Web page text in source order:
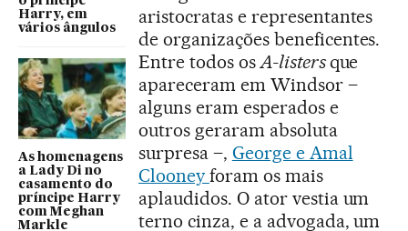
Harry, em
vários ângulos
As homenagens
a Lady Di no
casamento do
príncipe Harry
com Meghan
Markle
aristocratas e representantes
de organizações beneficentes.
Entre todos osA-listersque
apareceram em Windsor –
alguns eram esperados e
outros geraram absoluta
surpresa –, George e Amal
Clooney foram os mais
aplaudidos. O ator vestia um
terno cinza, e a advogada, um